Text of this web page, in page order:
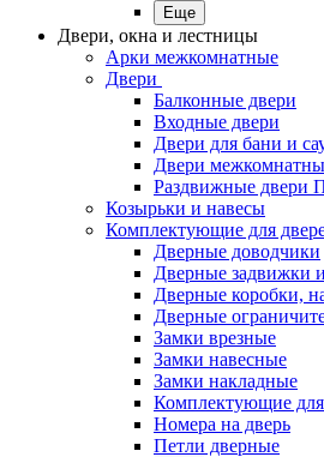
Еще
Двери, окна и лестницы
Арки межкомнатные
Двери
Балконные двери
Входные двери
Двери для бани и
Двери
Раздвижные двери
Козырьки и навесы
Комплектующие для
Дверные доводчики
Дверные задвижки
Дверные коробки,
Дверные
Замки врезные
Замки навесные
Замки накладные
Комплектующие для
Номера на дверь
Петли дверные